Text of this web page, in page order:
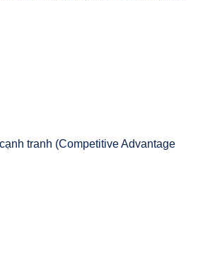
tranh (Competitive Advantage